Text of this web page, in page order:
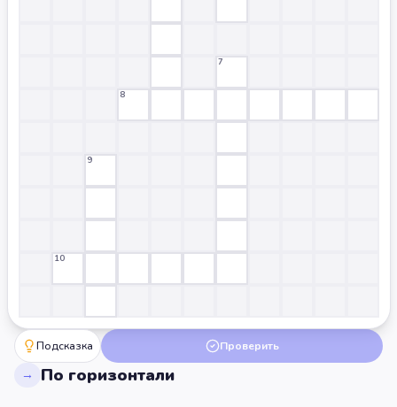
7
8
9
10
Подсказка Проверить
→ По горизонтали